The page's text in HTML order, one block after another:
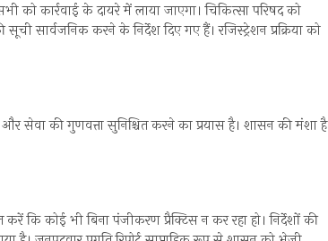
को कार्रवाई के दायरे में लाया जाएगा। चिकित्सा परिषद को
सार्वजनिक करने के निर्देश दिए गए हैं। रजिस्ट्रेशन प्रक्रिया को
सेवा की गुणवत्ता सुनिश्चित करने का प्रयास है। शासन की मंशा है
कि कोई भी बिना पंजीकरण प्रैक्टिस न कर रहा हो। निर्देशों की